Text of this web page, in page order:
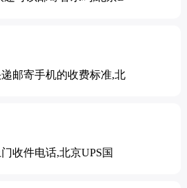
邮寄手机的收费标准,北
收件电话,北京UPS国